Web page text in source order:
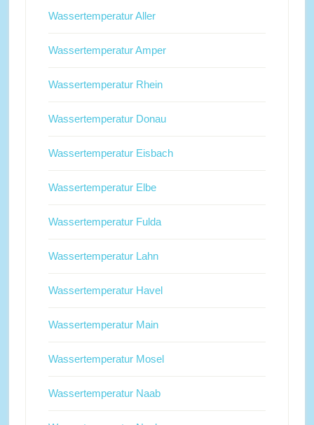
Wassertemperatur Aller
Wassertemperatur Amper
Wassertemperatur Rhein
Wassertemperatur Donau
Wassertemperatur Eisbach
Wassertemperatur Elbe
Wassertemperatur Fulda
Wassertemperatur Lahn
Wassertemperatur Havel
Wassertemperatur Main
Wassertemperatur Mosel
Wassertemperatur Naab